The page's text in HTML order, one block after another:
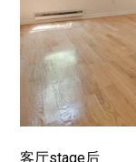
客厅stage后